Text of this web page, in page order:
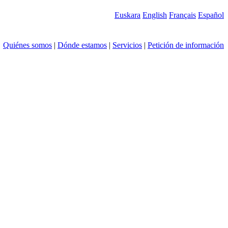
Euskara English Français Español
Quiénes somos | Dónde estamos | Servicios | Petición de información